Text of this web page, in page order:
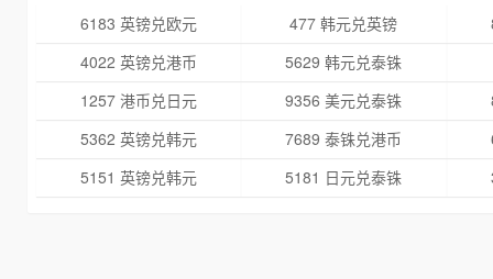
6183 英镑兑欧元 477 韩元兑英镑
4022 英镑兑港币
5629 韩元兑泰铢
1257 港币兑日元
9356 美元兑泰铢
5362 英镑兑韩元
7689 泰铢兑港币
5151 英镑兑韩元
5181 日元兑泰铢